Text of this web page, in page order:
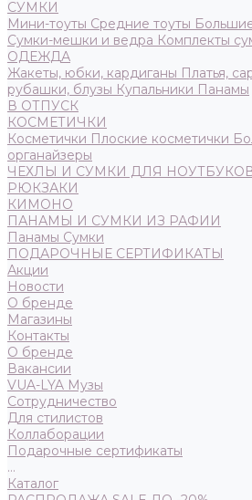
СУМКИ
Мини-тоуты Средние тоуты
Сумки-мешки и ведра Комплекты
ОДЕЖДА
Жакеты, юбки, кардиганы Платья,
рубашки, блузы Купальники Панамы
В ОТПУСК
КОСМЕТИЧКИ
Косметички Плоские косметички
органайзеры
ЧЕХЛЫ И СУМКИ ДЛЯ
РЮКЗАКИ
КИМОНО
ПАНАМЫ И СУМКИ ИЗ РАФИИ
Панамы Сумки
ПОДАРОЧНЫЕ СЕРТИФИКАТЫ
Акции
Новости
О бренде
Магазины
Контакты
О бренде
Вакансии
VUA-LYA Музы
Сотрудничество
Для стилистов
Коллаборации
Подарочные сертификаты
...
Каталог